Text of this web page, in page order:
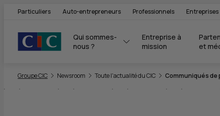
Particuliers Auto-entrepreneurs Professionnels Entreprises
Qui sommes-
nous ?
Entreprise à
mission
et
Groupe CIC Newsroom Toute l'actualité du CIC Communiqués de